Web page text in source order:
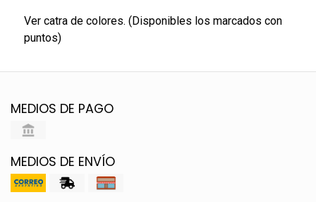
Ver catra de colores. (Disponibles los marcados con
puntos)
MEDIOS DE PAGO
MEDIOS DE ENVÍO